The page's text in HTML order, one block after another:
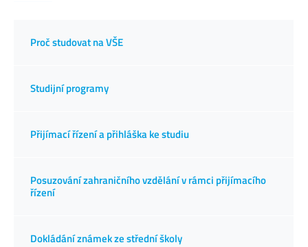
Proč studovat na VŠE
Studijní programy
Přijímací řízení a přihláška ke studiu
Posuzování zahraničního vzdělání v rámci přijímacího
řízení
Dokládání známek ze střední školy